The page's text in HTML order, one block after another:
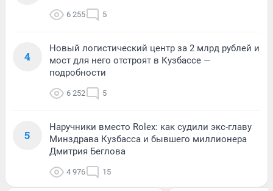
6 255 5
4
Новый логистический центр за 2 млрд рублей и
мост для него отстроят в Кузбассе —
подробности
6 252 5
5
Наручники вместо Rolex: как судили экс-главу
Минздрава Кузбасса и бывшего миллионера
Дмитрия Беглова
4 976 15